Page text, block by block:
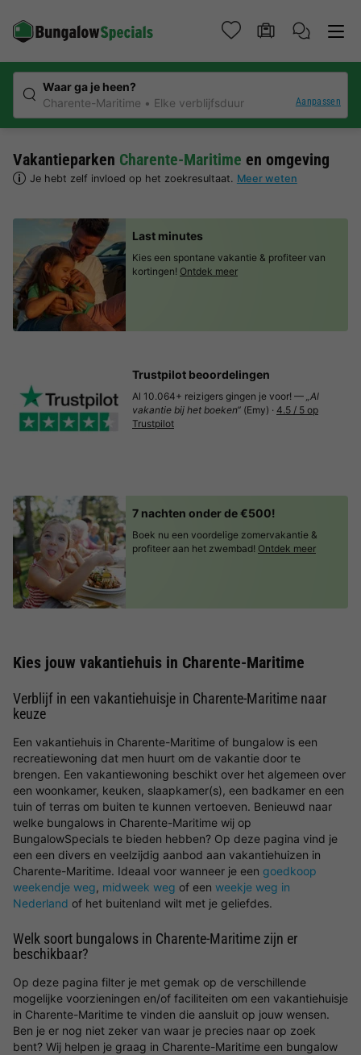
Waar ga je heen?
Charente-Maritime
Elke verblijfsduur Aanpassen
Vakantieparken Charente-Maritime en omgeving
Je hebt zelf invloed op het zoekresultaat. Meer weten
Last minutes
Kies een spontane vakantie & profiteer van
kortingen! Ontdek meer
Trustpilot beoordelingen
Al 10.064+ reizigers gingen je voor! — „Al
vakantie bij het boeken“ (Emy) · 4.5 / 5 op
Trustpilot
7 nachten onder de €500!
Boek nu een voordelige zomervakantie &
profiteer aan het zwembad! Ontdek meer
Kies jouw vakantiehuis in Charente-Maritime
Verblijf in een vakantiehuisje in Charente-Maritime naar
keuze
Een vakantiehuis in Charente-Maritime of bungalow is een
recreatiewoning dat men huurt om de vakantie door te
brengen. Een vakantiewoning beschikt over het algemeen over
een woonkamer, keuken, slaapkamer(s), een badkamer en een
tuin of terras om buiten te kunnen vertoeven. Benieuwd naar
welke bungalows in Charente-Maritime wij op
BungalowSpecials te bieden hebben? Op deze pagina vind je
een een divers en veelzijdig aanbod aan vakantiehuizen in
Charente-Maritime. Ideaal voor wanneer je een goedkoop
weekendje weg, midweek weg of een weekje weg in
Nederland of het buitenland wilt met je geliefdes.
Welk soort bungalows in Charente-Maritime zijn er
beschikbaar?
Op deze pagina filter je met gemak op de verschillende
mogelijke voorzieningen en/of faciliteiten om een vakantiehuisje
in Charente-Maritime te vinden die aansluit op jouw wensen.
Ben je er nog niet zeker van waar je precies naar op zoek
bent? Wij helpen je graag in Charente-Maritime een bungalow